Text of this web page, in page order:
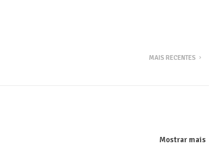
MAIS RECENTES
Mostrar mais